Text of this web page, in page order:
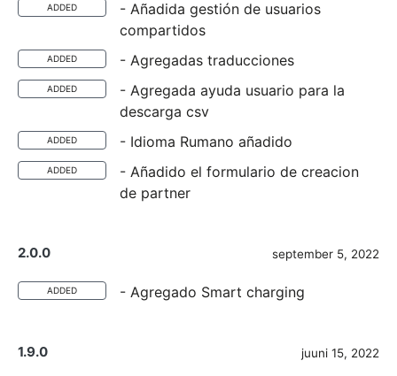
ADDED
- Añadida gestión de usuarios
compartidos
ADDED - Agregadas traducciones
ADDED
- Agregada ayuda usuario para la
descarga csv
ADDED - Idioma Rumano añadido
ADDED
- Añadido el formulario de creacion
de partner
2.0.0 september 5, 2022
ADDED - Agregado Smart charging
1.9.0 juuni 15, 2022